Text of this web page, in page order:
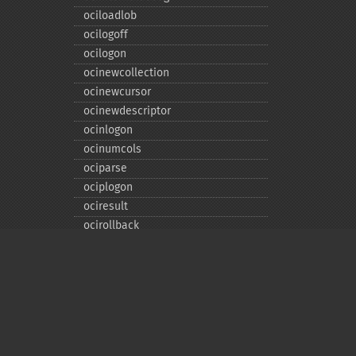
ociloadlob
ocilogoff
ocilogon
ocinewcollection
ocinewcursor
ocinewdescriptor
ocinlogon
ocinumcols
ociparse
ociplogon
ociresult
ocirollback